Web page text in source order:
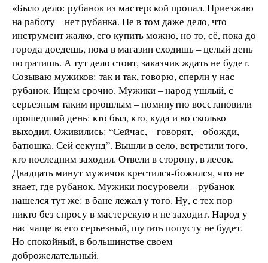
«Было дело: рубанок из мастерской пропал. Приезжаю
на работу – нет рубанка. Не в том даже дело, что
инструмент жалко, его купить можно, но то, сё, пока до
города доедешь, пока в магазин сходишь – целый день
потратишь. А тут дело стоит, заказчик ждать не будет.
Созываю мужиков: так и так, говорю, сперли у нас
рубанок. Ищем срочно. Мужики – народ ушлый, с
серьезным таким прошлым – поминутно восстановили
прошедший день: кто был, кто, куда и во сколько
выходил. Оживились: “Сейчас, – говорят, – обожди,
батюшка. Сей секунд”. Вышли в село, встретили того,
кто последним заходил. Отвели в сторону, в лесок.
Двадцать минут мужичок крестился-божился, что не
знает, где рубанок. Мужики посуровели – рубанок
нашелся тут же: в бане лежал у того. Ну, с тех пор
никто без спросу в мастерскую и не заходит. Народ у
нас чаще всего серьезный, шутить попусту не будет.
Но спокойный, в большинстве своем
доброжелательный.